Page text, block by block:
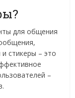
для общения
стикеры – это
–